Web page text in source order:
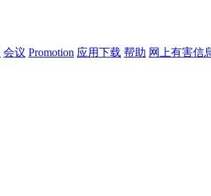
会议 Promotion 应用下载 帮助 网上有害信